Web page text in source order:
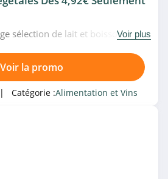
sélection de lait et boissonsVoir plus
Voir la promo
| Catégorie :Alimentation et Vins